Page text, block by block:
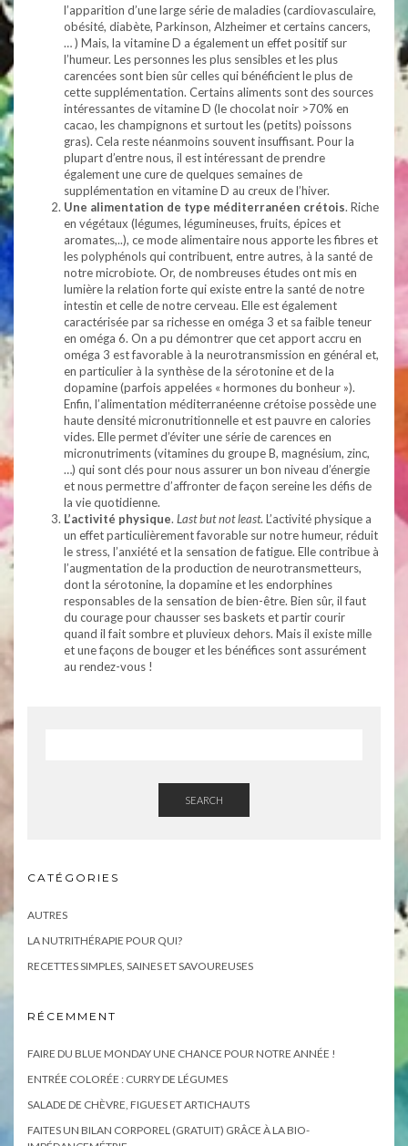
l’apparition d’une large série demaladies (cardiovasculaire,
obésité, diabète, Parkinson, Alzheimer et certains cancers,
… ) Mais, la vitamine D a également un effet positif sur
l’humeur. Les personnes les plus sensibles et les plus
carencées sont bien sûr celles qui bénéficient le plus de
cette supplémentation. Certains aliments sont des sources
intéressantes de vitamine D (le chocolat noir >70% en
cacao, les champignons et surtout les (petits) poissons
gras). Cela reste néanmoins souvent insuffisant. Pour la
plupart d’entre nous, il est intéressant de prendre
également une cure de quelques semaines de
supplémentation en vitamine D au creux de l’hiver.
Une alimentation de type méditerranéen crétois. Riche
en végétaux (légumes, légumineuses, fruits, épices et
aromates,..), ce mode alimentaire nous apporte les fibres et
les polyphénols qui contribuent, entre autres, à la santé de
notre microbiote. Or, de nombreuses études ont mis en
lumière la relation forte qui existe entre la santé de notre
intestin et celle de notre cerveau. Elle est également
caractérisée par sa richesse en oméga 3 et sa faible teneur
en oméga 6. On a pu démontrer que cet apport accru en
oméga 3 est favorable à la neurotransmission en général et,
en particulier à la synthèse de la sérotonine et de la
dopamine (parfois appelées « hormones du bonheur »).
Enfin, l’alimentation méditerranéenne crétoise possède une
haute densité micronutritionnelle et est pauvre en calories
vides. Elle permet d’éviter une série de carences en
micronutriments (vitamines du groupe B, magnésium, zinc,
…) qui sont clés pour nous assurer un bon niveau d’énergie
et nous permettre d’affronter de façon sereine les défis de
la vie quotidienne.
L’activité physique. Last but not least. L’activité physique a
un effet particulièrement favorable sur notre humeur, réduit
le stress, l’anxiété et la sensation de fatigue. Elle contribue à
l’augmentation de la production de neurotransmetteurs,
dont la sérotonine, la dopamine et les endorphines
responsables de la sensation de bien-être. Bien sûr, il faut
du courage pour chausser ses baskets et partir courir
quand il fait sombre et pluvieux dehors. Mais il existe mille
et une façons de bouger et les bénéfices sont assurément
au rendez-vous !
SEARCH
CATÉGORIES
AUTRES
LA NUTRITHÉRAPIE POUR QUI?
RECETTES SIMPLES, SAINES ET SAVOUREUSES
RÉCEMMENT
FAIRE DU BLUE MONDAY UNE CHANCE POUR NOTRE ANNÉE !
ENTRÉE COLORÉE : CURRY DE LÉGUMES
SALADE DE CHÈVRE, FIGUES ET ARTICHAUTS
FAITES UN BILAN CORPOREL (GRATUIT) GRÂCE À LA BIO-